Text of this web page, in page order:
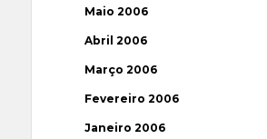
Maio 2006
Abril 2006
Março 2006
Fevereiro 2006
Janeiro 2006